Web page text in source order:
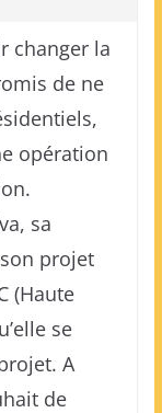
changer la
de ne
opération
sa
projet
(Haute
se
A
de